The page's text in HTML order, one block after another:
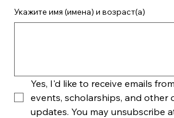
Укажите имя (имена) и возраст(а)
Yes, I'd like to receive emails
events, scholarships, and other
updates. You may unsubscribe